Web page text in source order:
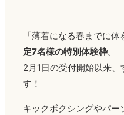
「薄着になる春までに
定7名様の特別体験枠。
2月1日の受付開始以来
す！
キックボクシングやパ